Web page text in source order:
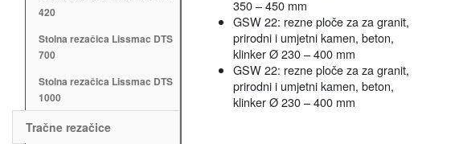
420
Stolna rezačica Lissmac DTS
700
Stolna rezačica Lissmac DTS
1000
Tračne rezačice
350 – 450 mm
GSW 22: rezne ploče za za granit,
prirodni i umjetni kamen, beton,
klinker Ø 230 – 400 mm
GSW 22: rezne ploče za za granit,
prirodni i umjetni kamen, beton,
klinker Ø 230 – 400 mm